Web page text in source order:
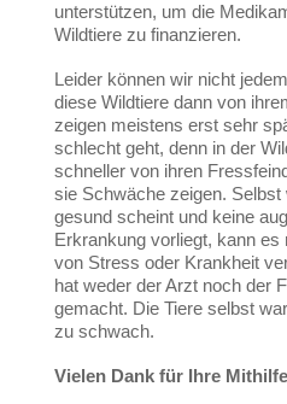
unterstützen, um die
Wildtiere zu finanzieren.
Leider können wir nicht
diese Wildtiere dann von
zeigen meistens erst sehr
schlecht geht, denn in der
schneller von ihren
sie Schwäche zeigen.
gesund scheint und keine
Erkrankung vorliegt, kann es
von Stress oder Krankheit
hat weder der Arzt noch der
gemacht. Die Tiere selbst
zu schwach.
Vielen Dank für Ihre